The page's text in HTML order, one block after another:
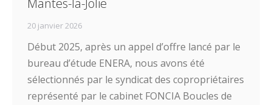
Mantes-la-Jolie
20 janvier 2026
Début 2025, après un appel d’offre lancé par le
bureau d’étude ENERA, nous avons été
sélectionnés par le syndicat des copropriétaires
représenté par le cabinet FONCIA Boucles de